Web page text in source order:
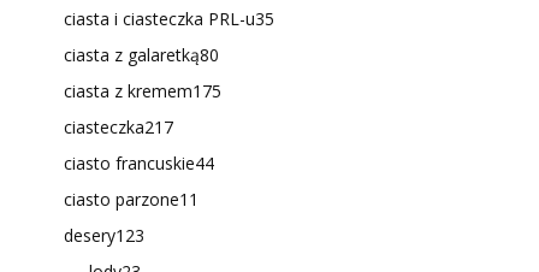
ciasta i ciasteczka PRL-u35
ciasta z galaretką80
ciasta z kremem175
ciasteczka217
ciasto francuskie44
ciasto parzone11
desery123